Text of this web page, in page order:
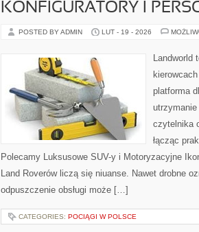
KONFIGURATORY I
POSTED BY ADMIN LUT - 19 - 2026
Landworld
platforma
czytelnika
łącząc
Polecamy Luksusowe SUV-y i Motoryzacyjne
Land Roverów liczą się niuanse. Nawet drobne
odpuszczenie obsługi może […]
CATEGORIES: POCIĄGI W POLSCE